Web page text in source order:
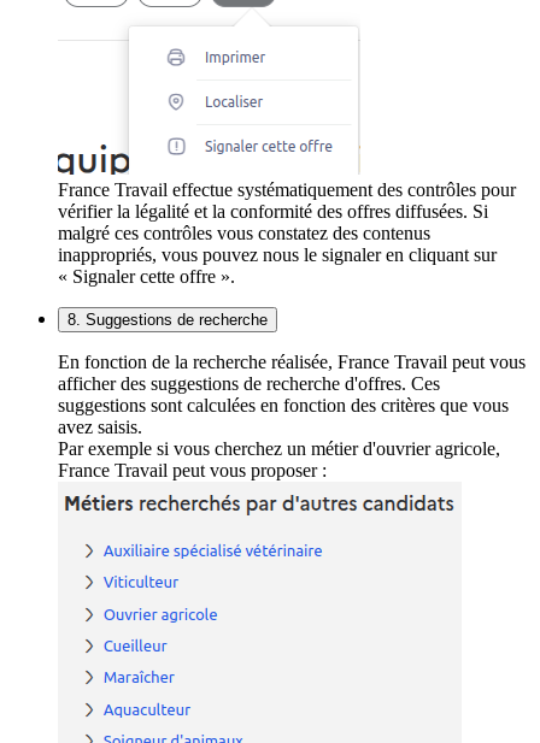
France Travail effectue systématiquement des contrôles pour
vérifier la légalité et la conformité des offres diffusées. Si
malgré ces contrôles vous constatez des contenus
inappropriés, vous pouvez nous le signaler en cliquant sur
« Signaler cette offre ».
8. Suggestions de recherche
En fonction de la recherche réalisée, France Travail peut vous
afficher des suggestions de recherche d'offres. Ces
suggestions sont calculées en fonction des critères que vous
avez saisis.
Par exemple si vous cherchez un métier d'ouvrier agricole,
France Travail peut vous proposer :